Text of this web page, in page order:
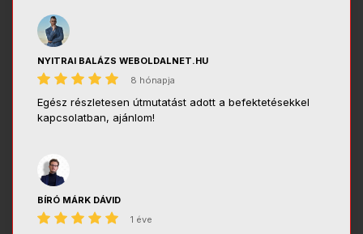
NYITRAI BALÁZS WEBOLDALNET.HU
8 hónapja
Egész részletesen útmutatást adott a befektetésekkel
kapcsolatban, ajánlom!
BÍRÓ MÁRK DÁVID
1 éve